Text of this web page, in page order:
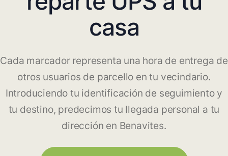
casa
Cada marcador representa una hora de entrega de
otros usuarios de parcello en tu vecindario.
Introduciendo tu identificación de seguimiento y
tu destino, predecimos tu llegada personal a tu
dirección en Benavites.